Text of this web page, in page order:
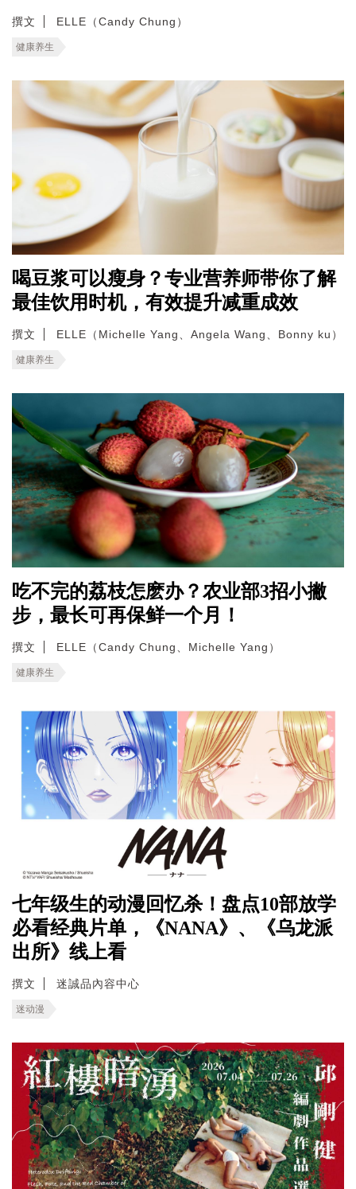
撰文 ELLE（Candy Chung）
健康养生
喝豆浆可以瘦身？专业营养师带你了解
最佳饮用时机，有效提升减重成效
撰文 ELLE（Michelle Yang、Angela Wang、Bonny ku）
健康养生
吃不完的荔枝怎麽办？农业部3招小撇
步，最长可再保鲜一个月！
撰文 ELLE（Candy Chung、Michelle Yang）
健康养生
七年级生的动漫回忆杀！盘点10部放学
必看经典片单，《NANA》、《乌龙派
出所》线上看
撰文 迷誠品內容中心
迷动漫